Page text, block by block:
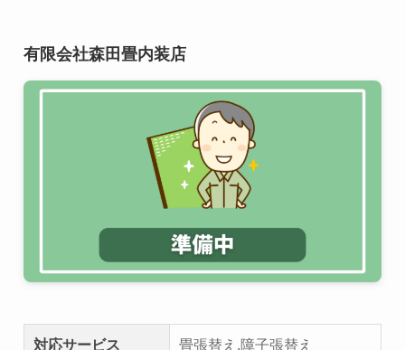
有限会社森田畳内装店
対応サービス 畳張替え,障子張替え